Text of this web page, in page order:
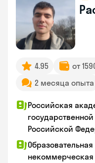
4.95
от
2 месяца опыта
Российская
Российской
некоммерческая